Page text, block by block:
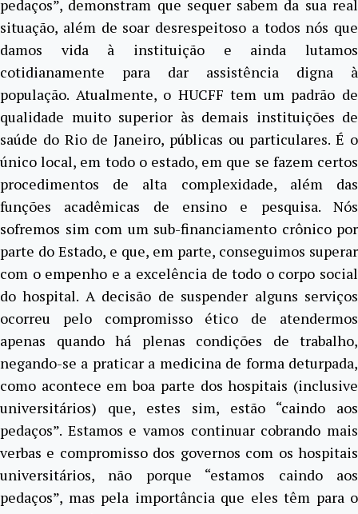
pedaços”, demonstram que sequer sabem da sua real
situação, além de soar desrespeitoso a todos nós que
damos vida à instituição e ainda lutamos
cotidianamente para dar assistência digna à
população. Atualmente, o HUCFF tem um padrão de
qualidade muito superior às demais instituições de
saúde do Rio de Janeiro, públicas ou particulares. É o
único local, em todo o estado, em que se fazem certos
procedimentos de alta complexidade, além das
funções acadêmicas de ensino e pesquisa. Nós
sofremos sim com um sub-financiamento crônico por
parte do Estado, e que, em parte, conseguimos superar
com o empenho e a excelência de todo o corpo social
do hospital. A decisão de suspender alguns serviços
ocorreu pelo compromisso ético de atendermos
apenas quando há plenas condições de trabalho,
negando-se a praticar a medicina de forma deturpada,
como acontece em boa parte dos hospitais (inclusive
universitários) que, estes sim, estão “caindo aos
pedaços”. Estamos e vamos continuar cobrando mais
verbas e compromisso dos governos com os hospitais
universitários, não porque “estamos caindo aos
pedaços”, mas pela importância que eles têm para o